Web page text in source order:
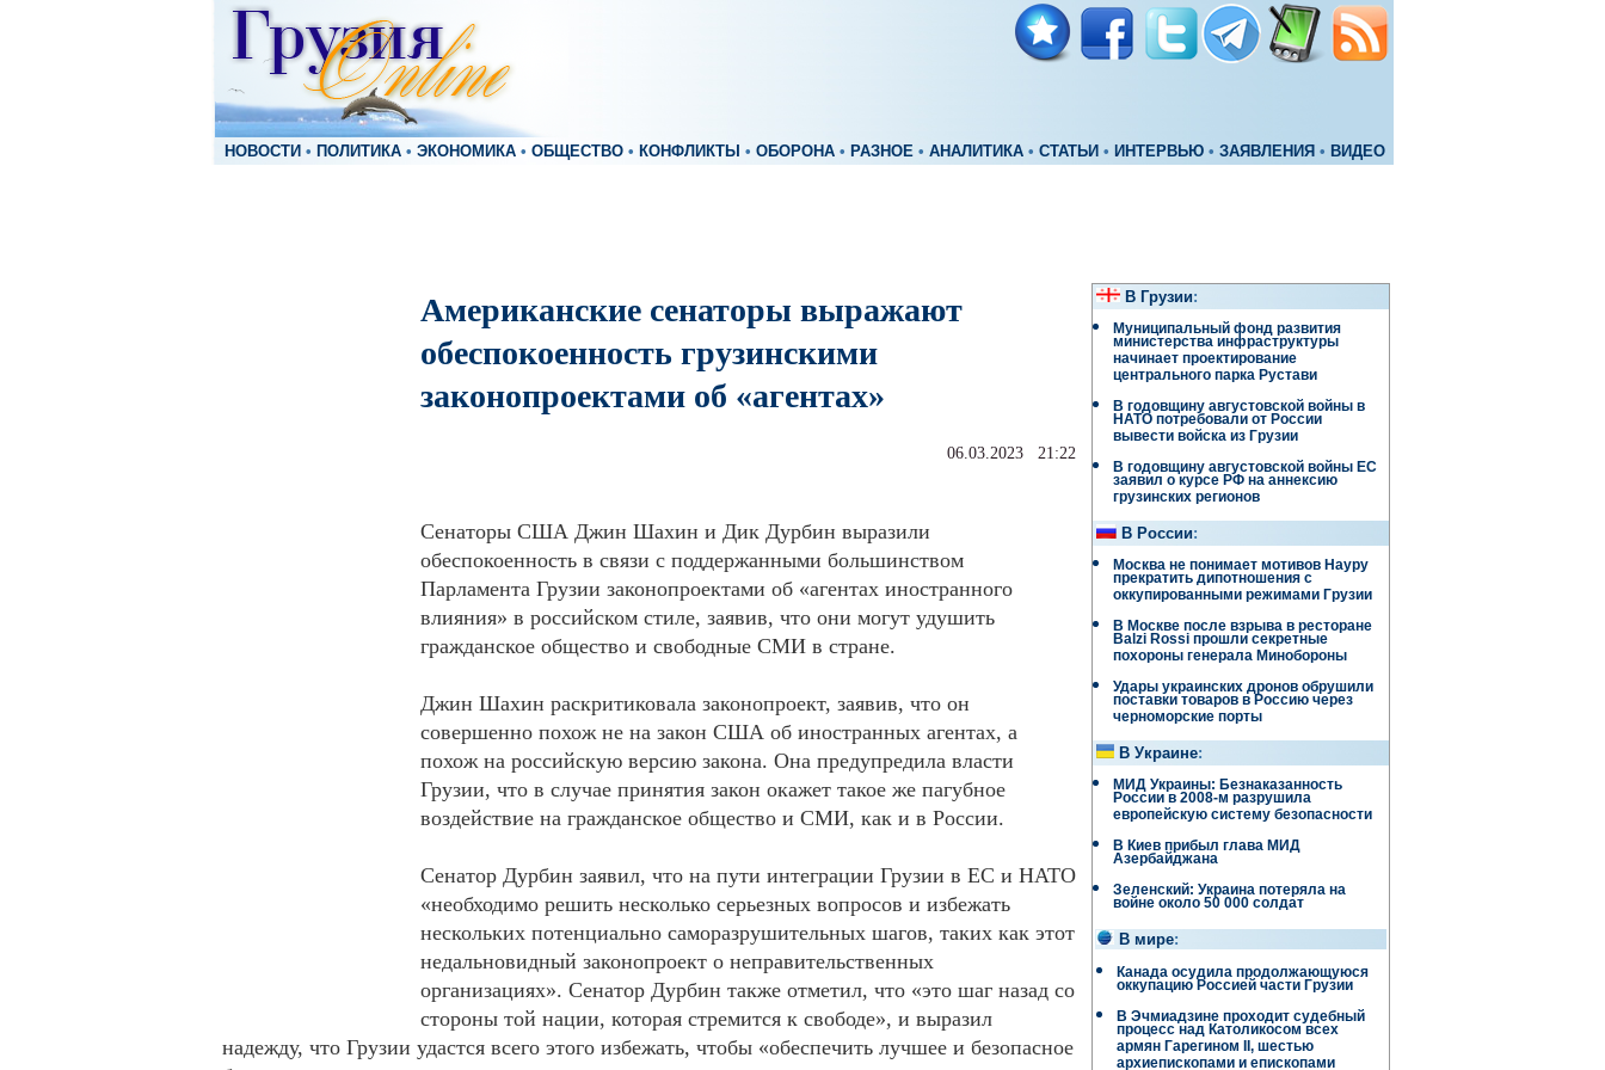
НОВОСТИ • ПОЛИТИКА • ЭКОНОМИКА • ОБЩЕСТВО • КОНФЛИКТЫ • ОБОРОНА • РАЗНОЕ • АНАЛИТИКА • СТАТЬИ • ИНТЕРВЬЮ • ЗАЯВЛЕНИЯ • ВИДЕО
Американские сенаторы выражают
обеспокоенность грузинскими
законопроектами об «агентах»
06.03.2023 21:22
Сенаторы США Джин Шахин и Дик Дурбин выразили
обеспокоенность в связи с поддержанными большинством
Парламента Грузии законопроектами об «агентах иностранного
влияния» в российском стиле, заявив, что они могут удушить
гражданское общество и свободные СМИ в стране.
Джин Шахин раскритиковала законопроект, заявив, что он
совершенно похож не на закон США об иностранных агентах, а
похож на российскую версию закона. Она предупредила власти
Грузии, что в случае принятия закон окажет такое же пагубное
воздействие на гражданское общество и СМИ, как и в России.
Сенатор Дурбин заявил, что на пути интеграции Грузии в ЕС и НАТО
«необходимо решить несколько серьезных вопросов и избежать
нескольких потенциально саморазрушительных шагов, таких как этот
недальновидный законопроект о неправительственных
организациях». Сенатор Дурбин также отметил, что «это шаг назад со
стороны той нации, которая стремится к свободе», и выразил
надежду, что Грузии удастся всего этого избежать, чтобы «обеспечить лучшее и безопасное
В Грузии:
Муниципальный фонд развития
министерства инфраструктуры
начинает проектирование
центрального парка Рустави
В годовщину августовской войны в
НАТО потребовали от России
вывести войска из Грузии
В годовщину августовской войны ЕС
заявил о курсе РФ на аннексию
грузинских регионов
В России:
Москва не понимает мотивов Науру
прекратить дипотношения с
оккупированными режимами Грузии
В Москве после взрыва в ресторане
Balzi Rossi прошли секретные
похороны генерала Минобороны
Удары украинских дронов обрушили
поставки товаров в Россию через
черноморские порты
В Украине:
МИД Украины: Безнаказанность
России в 2008-м разрушила
европейскую систему безопасности
В Киев прибыл глава МИД
Азербайджана
Зеленский: Украина потеряла на
войне около 50 000 солдат
В мире:
Канада осудила продолжающуюся
оккупацию Россией части Грузии
В Эчмиадзине проходит судебный
процесс над Католикосом всех
армян Гарегином II, шестью